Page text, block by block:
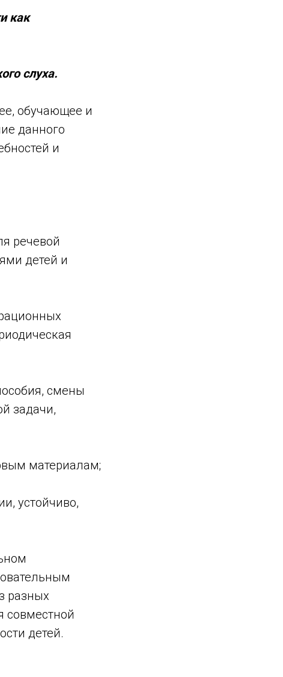
как
слуха.
обучающее и
данного
и
речевой
детей и
смены
задачи,
материалам;
устойчиво,
разных
совместной
детей.